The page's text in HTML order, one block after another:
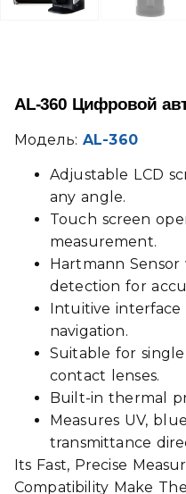
AL-360 Цифровой
Модель: AL-360
Adjustable LCD
any angle.
Touch screen
measurement.
Hartmann
detection for
Intuitive interface
navigation.
Suitable for single
contact lenses.
Built-in thermal
Measures UV,
transmittance
Its Fast, Precise
Compatibility Make